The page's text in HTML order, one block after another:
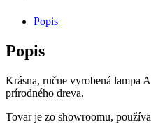
Popis
Popis
Krásna, ručne vyrobená lampa
prírodného dreva.
Tovar je zo showroomu,